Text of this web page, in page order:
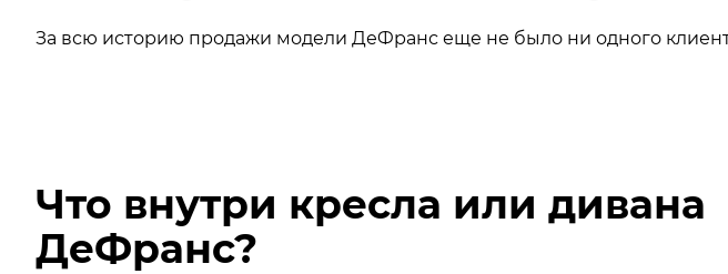
За всю историю продажи модели ДеФранс еще не было ни одного
Что внутри кресла или дивана
ДеФранс?